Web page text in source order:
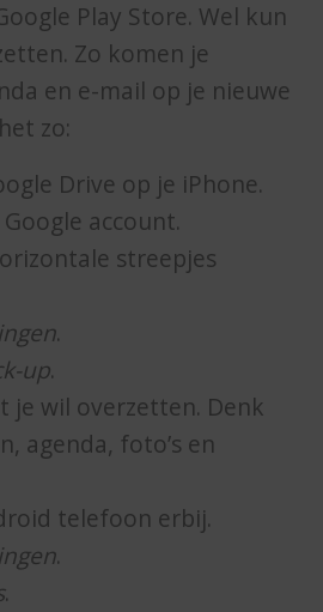
Play Store. Wel kun
Zo komen je
en e-mail op je nieuwe
zo:
Drive op je iPhone.
account.
streepjes
.
up.
je wil overzetten. Denk
agenda, foto’s en
telefoon erbij.
.
.